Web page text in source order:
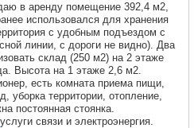
в аренду помещение 392,4 м2,
использовался для хранения
с удобным подъездом с
линии, с дороги не видно). Два
склад (250 м2) на 2 этаже
Высота на 1 этаже 2,6 м2.
есть комната приема пищи,
уборка территории, отопление,
постоянная стоянка.
связи и электроэнергия.